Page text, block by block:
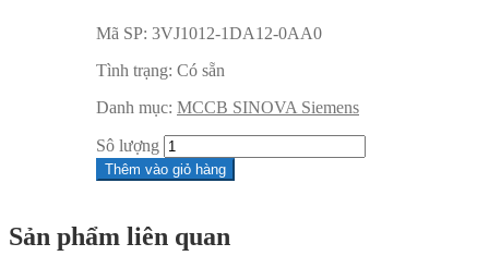
Mã SP: 3VJ1012-1DA12-0AA0
Tình trạng: Có sẵn
Danh mục: MCCB SINOVA Siemens
Sô lượng
Thêm vào giỏ hàng
Sản phẩm liên quan